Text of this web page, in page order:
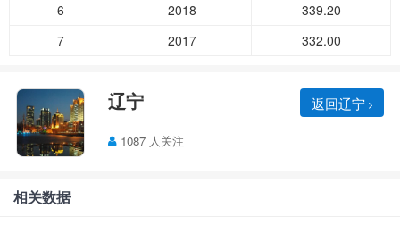
6
2018
339.20
7
2017 332.00
辽宁 返回辽宁
1087 人关注
相关数据